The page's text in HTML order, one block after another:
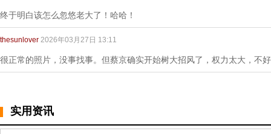
终于明白该怎么忽悠老大了！哈哈！
thesunlover 2026年03月27日 13:11
很正常的照片，没事找事。但蔡京确实开始树大招风了，权力太大，不
实用资讯